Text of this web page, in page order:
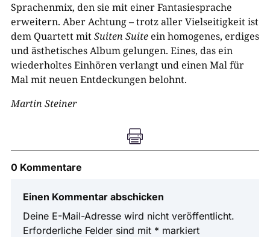
Sprachenmix, den sie mit einer Fantasiesprache
erweitern. Aber Achtung – trotz aller Vielseitigkeit ist
dem Quartett mitSuiten Suiteein homogenes, erdiges
und ästhetisches Album gelungen. Eines, das ein
wiederholtes Einhören verlangt und einen Mal für
Mal mit neuen Entdeckungen belohnt.
Martin Steiner

0 Kommentare
Einen Kommentar abschicken
Deine E-Mail-Adresse wird nicht veröffentlicht.
Erforderliche Felder sind mit * markiert